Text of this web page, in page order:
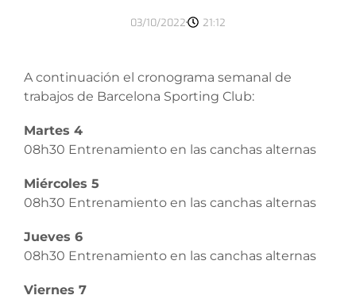
03/10/2022 21:12
A continuación el cronograma semanal de
trabajos de Barcelona Sporting Club:
Martes 4
08h30 Entrenamiento en las canchas alternas
Miércoles 5
08h30 Entrenamiento en las canchas alternas
Jueves 6
08h30 Entrenamiento en las canchas alternas
Viernes 7